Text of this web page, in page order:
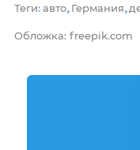
Теги: авто, Германия,
Обложка: freepik.com